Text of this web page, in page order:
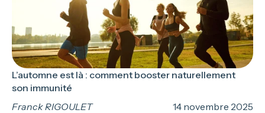
L’automne est là : comment booster naturellement
son immunité
Franck RIGOULET
14 novembre 2025